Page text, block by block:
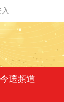
今選頻道